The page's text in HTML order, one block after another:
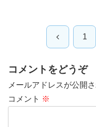
前 1
コメントをどうぞ
メールアドレスが公開
コメント ※